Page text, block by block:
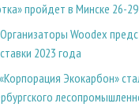
пройдет в Минске 26-
Организаторы Woodex
2023 года
«Корпорация Экокарбон»